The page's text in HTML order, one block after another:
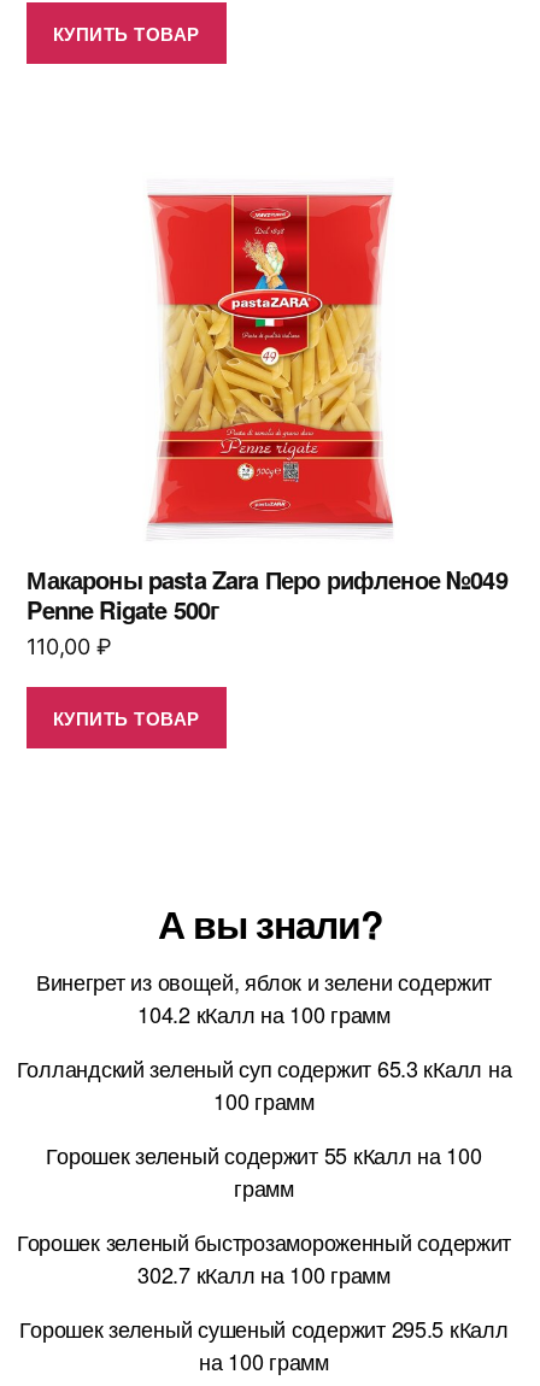
КУПИТЬ ТОВАР
Макароны pasta Zara Перо рифленое №049
Penne Rigate 500г
110,00 ₽
КУПИТЬ ТОВАР
А вы знали?
Винегрет из овощей, яблок и зелени содержит
104.2 кКалл на 100 грамм
Голландский зеленый суп содержит 65.3 кКалл на
100 грамм
Горошек зеленый содержит 55 кКалл на 100
грамм
Горошек зеленый быстрозамороженный содержит
302.7 кКалл на 100 грамм
Горошек зеленый сушеный содержит 295.5 кКалл
на 100 грамм